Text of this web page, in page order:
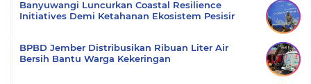
Banyuwangi Luncurkan Coastal Resilience
Initiatives Demi Ketahanan Ekosistem Pesisir
BPBD Jember Distribusikan Ribuan Liter Air
Bersih Bantu Warga Kekeringan